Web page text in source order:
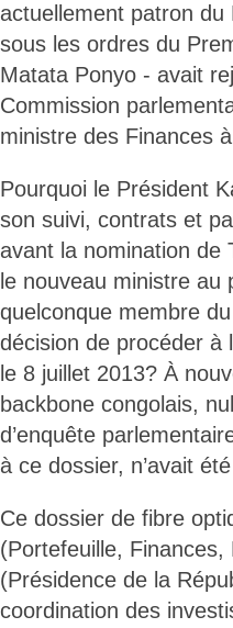
actuellement patron du
sous les ordres du
Matata Ponyo - avait
Commission
ministre des Finances
Pourquoi le Président
son suivi, contrats et
avant la nomination de
le nouveau ministre
quelconque membre
décision de procéder à
le 8 juillet 2013? À
backbone congolais,
d’enquête
à ce dossier, n’avait
Ce dossier de fibre
(Portefeuille, Finances,
(Présidence de la
coordination des